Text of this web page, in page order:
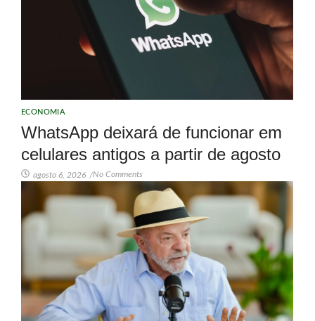
ECONOMIA
WhatsApp deixará de funcionar em
celulares antigos a partir de agosto
agosto 6, 2026 /No Comments